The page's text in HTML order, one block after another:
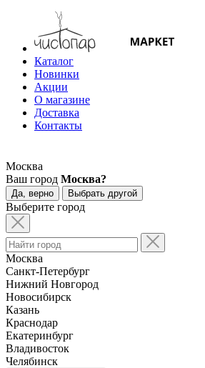
Каталог
Новинки
Акции
О магазине
Доставка
Контакты
Москва
Ваш город Москва?
Да, верно Выбрать другой
Выберите город
Москва
Санкт-Петербург
Нижний Новгород
Новосибирск
Казань
Краснодар
Екатеринбург
Владивосток
Челябинск